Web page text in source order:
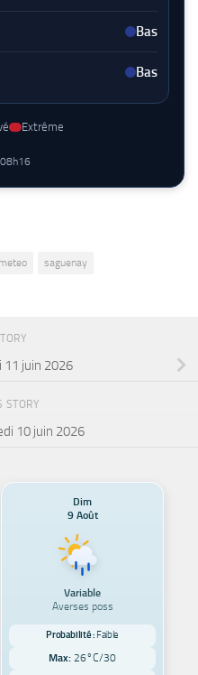
Bas
Bas
Extrême
meteo saguenay
11 juin 2026
STORY
10 juin 2026
Dim
9 Août
Variable
Averses poss
Probabilité : Faible
Max: 26°C/30